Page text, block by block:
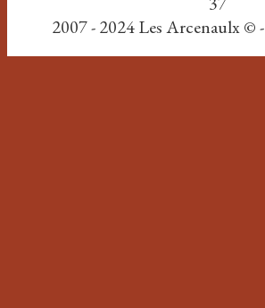
2007 - 2024 Les Arcenaulx © -